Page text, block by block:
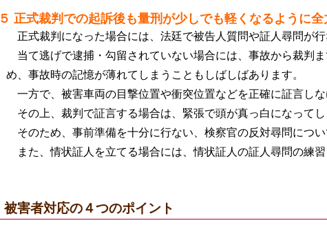
５ 正式裁判での起訴後も量刑が少しでも軽くなるように全
正式裁判になった場合には、法廷で被告人質問や証人尋問が行
当て逃げで逮捕・勾留されていない場合には、事故から裁判
め、事故時の記憶が薄れてしまうこともしばしばあります。
一方で、被害車両の目撃位置や衝突位置などを正確に証言しな
その上、裁判で証言する場合は、緊張で頭が真っ白になって
そのため、事前準備を十分に行ない、検察官の反対尋問につ
また、情状証人を立てる場合には、情状証人の証人尋問の練
被害者対応の４つのポイント